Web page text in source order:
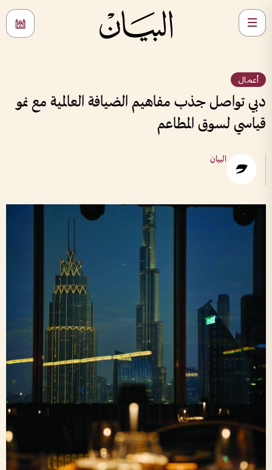
أعمال
دبي تواصل جذب مفاهيم الضيافة العالمية مع نمو
قياسي لسوق المطاعم
البيان